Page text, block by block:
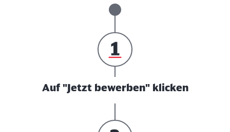
Auf "Jetzt bewerben" klicken